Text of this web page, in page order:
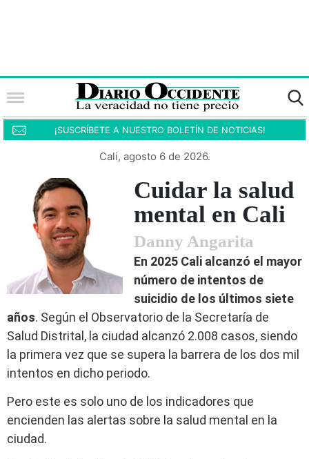
¡SUSCRÍBETE A NUESTRO BOLETÍN DE NOTICIAS!
Cali, agosto 6 de 2026.
Cuidar la salud
mental en Cali
Danny Angarita
En 2025 Cali alcanzó el mayor
número de intentos de
suicidio de los últimos siete
años. Según el Observatorio de la Secretaría de
Salud Distrital, la ciudad alcanzó 2.008 casos, siendo
la primera vez que se supera la barrera de los dos mil
intentos en dicho periodo.
Pero este es solo uno de los indicadores que
encienden las alertas sobre la salud mental en la
ciudad.